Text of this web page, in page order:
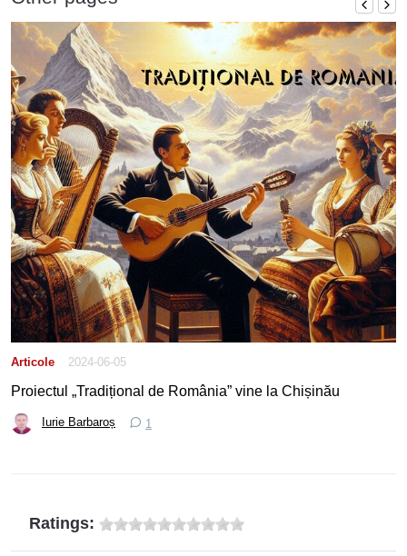
Articole 2024-06-05
Proiectul „Tradițional de România” vine la Chișinău
Iurie Barbaroș 1
Ratings: